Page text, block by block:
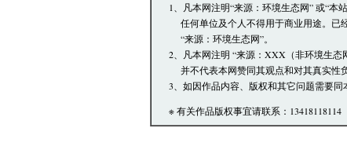
1、凡本网注明“来源：环境生态网” 或“本
任何单位及个人不得用于商业用途。已
“来源：环境生态网”。
2、凡本网注明 “来源：XXX（非环境生态
并不代表本网赞同其观点和对其真实性负
3、如因作品内容、版权和其它问题需要同
※ 有关作品版权事宜请联系：13418118114